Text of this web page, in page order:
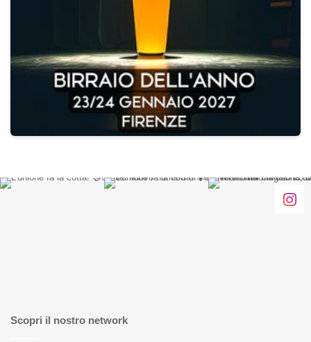
Scopri il nostro network